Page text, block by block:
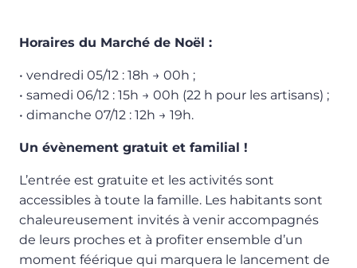
Horaires du Marché de Noël :
• vendredi 05/12 : 18h → 00h ;
• samedi 06/12 : 15h → 00h (22 h pour les artisans) ;
• dimanche 07/12 : 12h → 19h.
Un évènement gratuit et familial !
L’entrée est gratuite et les activités sont
accessibles à toute la famille. Les habitants sont
chaleureusement invités à venir accompagnés
de leurs proches et à profiter ensemble d’un
moment féérique qui marquera le lancement de